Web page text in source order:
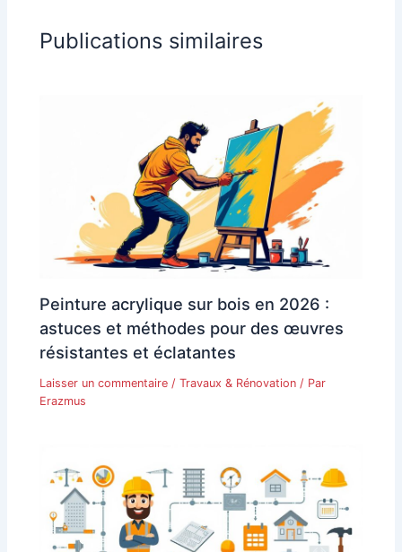
Publications similaires
Peinture acrylique sur bois en 2026 :
astuces et méthodes pour des œuvres
résistantes et éclatantes
Laisser un commentaire /Travaux & Rénovation / Par
Erazmus